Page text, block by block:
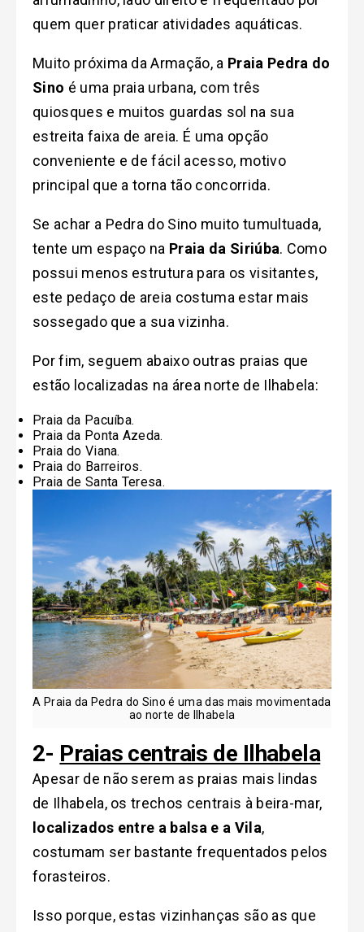
quem quer praticar atividades aquáticas.
Muito próxima da Armação, a Praia Pedra do
Sino é uma praia urbana, com três
quiosques e muitos guardas sol na sua
estreita faixa de areia. É uma opção
conveniente e de fácil acesso, motivo
principal que a torna tão concorrida.
Se achar a Pedra do Sino muito tumultuada,
tente um espaço na Praia da Siriúba. Como
possui menos estrutura para os visitantes,
este pedaço de areia costuma estar mais
sossegado que a sua vizinha.
Por fim, seguem abaixo outras praias que
estão localizadas na área norte de Ilhabela:
Praia da Pacuíba.
Praia da Ponta Azeda.
Praia do Viana.
Praia do Barreiros.
Praia de Santa Teresa.
A Praia da Pedra do Sino é uma das mais movimentada
ao norte de Ilhabela
2- Praias centrais de Ilhabela
Apesar de não serem as praias mais lindas
de Ilhabela, os trechos centrais à beira-mar,
localizados entre a balsa e a Vila,
costumam ser bastante frequentados pelos
forasteiros.
Isso porque, estas vizinhanças são as que